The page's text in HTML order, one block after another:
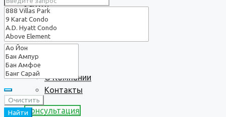
Услуги
О нас
О Компании
Контакты
Консультация
Очистить
Найти